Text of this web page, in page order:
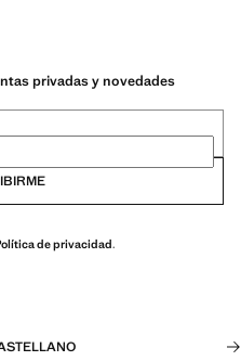
privadas y novedades
de privacidad.